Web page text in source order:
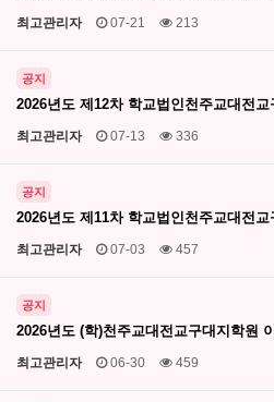
최고관리자 07-21 213
공지
2026년도 제12차 학교법인천주교대전
최고관리자 07-13 336
공지
2026년도 제11차 학교법인천주교대전
최고관리자 07-03 457
공지
2026년도 (학)천주교대전교구대지학원
최고관리자 06-30 459